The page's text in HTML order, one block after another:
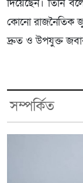
দিয়েছেন। তিনি
কোনো রাজনৈতিক
দ্রুত ও উপযুক্ত
সম্পর্কিত